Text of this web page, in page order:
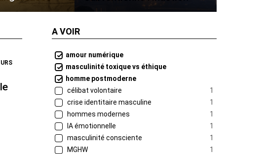
A VOIR
amour numérique
masculinité toxique vs éthique
homme postmoderne
célibat volontaire
1
crise identitaire masculine
1
hommes modernes
1
IA émotionnelle
1
masculinité consciente
1
MGHW
1